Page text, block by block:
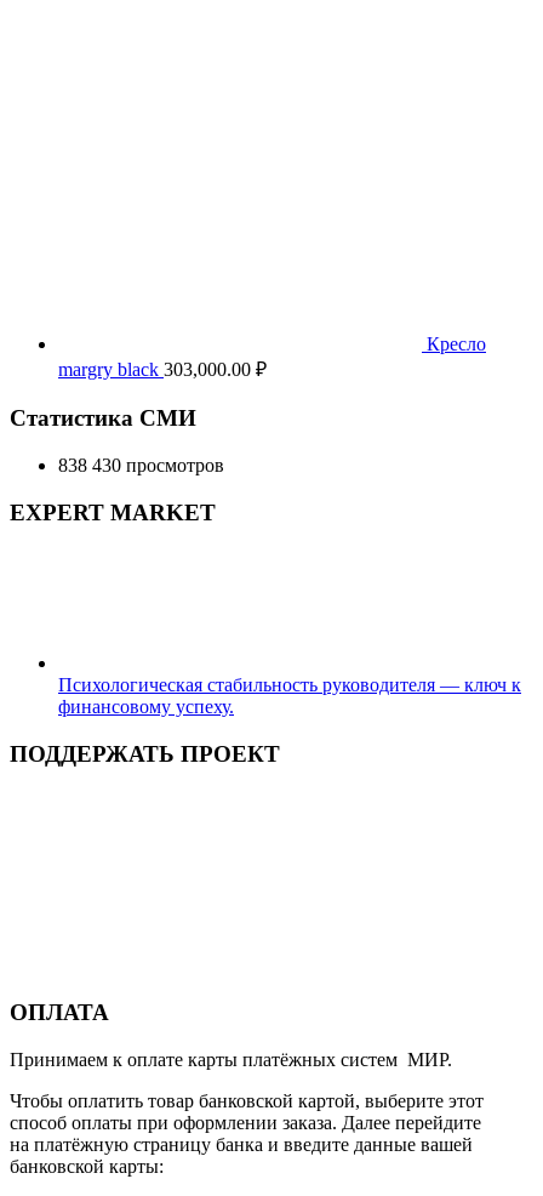
Кресло
margry black 303,000.00 ₽
Статистика СМИ
838 430 просмотров
EXPERT MARKET
Психологическая стабильность руководителя — ключ к
финансовому успеху.
ПОДДЕРЖАТЬ ПРОЕКТ
ОПЛАТА
Принимаем к оплате карты платёжных систем МИР.
Чтобы оплатить товар банковской картой, выберите этот
способ оплаты при оформлении заказа. Далее перейдите
на платёжную страницу банка и введите данные вашей
банковской карты: